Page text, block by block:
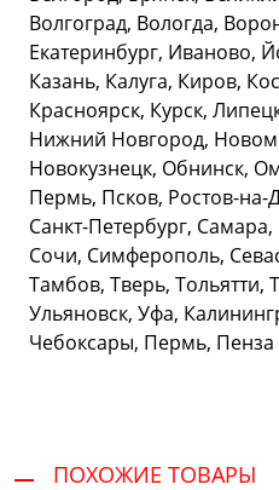
Волгоград, Вологда,
Екатеринбург, Иваново,
Казань, Калуга, Киров,
Красноярск, Курск,
Нижний Новгород,
Новокузнецк, Обнинск,
Пермь, Псков, Ростов-на-
Санкт-Петербург,
Сочи, Симферополь,
Тамбов, Тверь, Тольятти,
Ульяновск, Уфа,
Чебоксары, Пермь, Пенза
ПОХОЖИЕ ТОВАРЫ